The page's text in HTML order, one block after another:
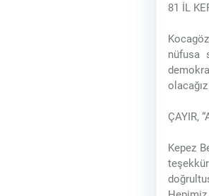
81 İL
nüfusa
ÇAYIR,
Kepez